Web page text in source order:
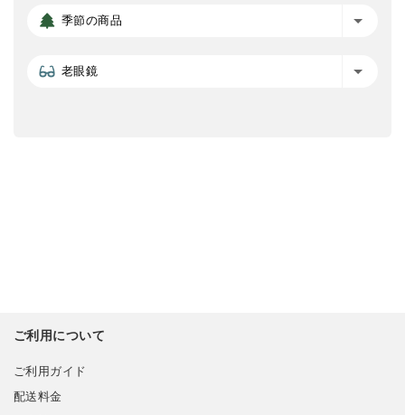
季節の商品
老眼鏡
ご利用について
ご利用ガイド
配送料金